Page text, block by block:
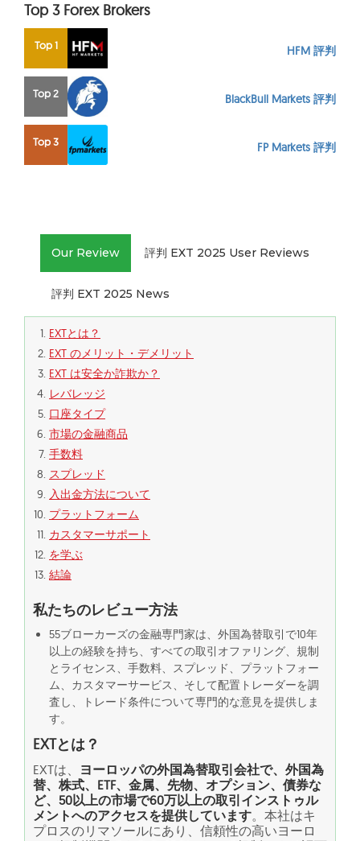
Top 3 Forex Brokers
Top 1 HFM 評判
Top 2 BlackBull Markets 評判
Top 3 FP Markets 評判
Our Review 評判 EXT 2025 User Reviews
評判 EXT 2025 News
EXTとは？
EXT のメリット・デメリット
EXT は安全か詐欺か？
レバレッジ
口座タイプ
市場の金融商品
手数料
スプレッド
入出金方法について
プラットフォーム
カスタマーサポート
を学ぶ
結論
私たちのレビュー方法
55ブローカーズの金融専門家は、外国為替取引で10年
以上の経験を持ち、すべての取引オファリング、規制
とライセンス、手数料、スプレッド、プラットフォー
ム、カスタマーサービス、そして配置トレーダーを調
査し、トレード条件について専門的な意見を提供しま
す。
EXTとは？
EXTは、 ヨーロッパの外国為替取引会社で、外国為
替、株式、ETF、金属、先物、オプション、債券な
ど、50以上の市場で60万以上の取引インストゥル
メントへのアクセスを提供しています。本社はキ
プロスのリマソールにあり、信頼性の高いヨーロ